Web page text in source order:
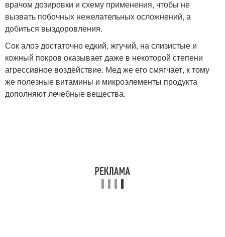
врачом дозировки и схему применения, чтобы не
вызвать побочных нежелательных осложнений, а
добиться выздоровления.
Сок алоэ достаточно едкий, жгучий, на слизистые и
кожный покров оказывает даже в некоторой степени
агрессивное воздействие. Мед же его смягчает, к тому
же полезные витамины и микроэлементы продукта
дополняют лечебные вещества.